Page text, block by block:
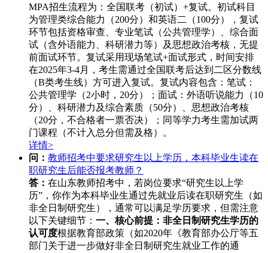
MPA招生流程为：全国联考（初试）+复试。初试科目
为管理类综合能力（200分）和英语二（100分），复试
环节包括资格审查、专业笔试（公共管理学）、综合面
试（含外语能力、科研潜力等）及思想政治考核，无提
前面试环节。复试采用现场笔试+面试形式，时间安排
在2025年3-4月，考生需通过全国联考后达到二区分数线
（B类考生线）方可进入复试。复试内容包含：笔试：
公共管理学（2小时，20分）；面试：外语听说能力（10
分）、科研潜力及综合素质（50分）、思想政治考核
（20分，不合格者一票否决）；同等学力考生需加试两
门课程（不计入总分但需及格）。
详情>
问： 教师招考中要求研究生以上学历，本科毕业生读在
职研究生后能否报考教师？
答： 在山东教师招考中，若岗位要求“研究生以上学
历”，你作为本科毕业生通过先就业后读在职研究生（如
非全日制研究生），通常可以满足学历要求，但需注意
以下关键细节： 一、核心前提：非全日制研究生学历的
认可度根据教育部政策（如2020年《教育部办公厅等五
部门关于进一步做好非全日制研究生就业工作的通